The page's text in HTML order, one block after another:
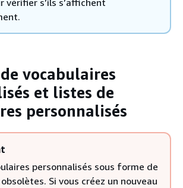
vérifier s’ils s’affichent
vocabulaires
et listes de
personnalisés
personnalisés sous forme de
Si vous créez un nouveau